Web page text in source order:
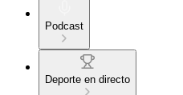
Podcast
Deporte en directo